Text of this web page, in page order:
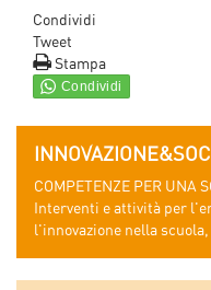
Condividi
Tweet
Stampa
COMPETENZE PER UNA
Interventi e attività per
l'innovazione nella